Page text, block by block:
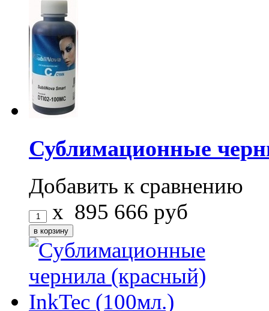
Сублимационные
Добавить к сравнению
x 895 666 руб